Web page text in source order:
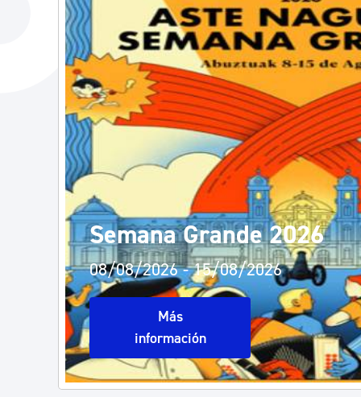
La ciudad
La ciudad ahora
Descubre la ciudad
La ciudad futura
Noticias
Avisos
Agenda
Semana Grande 2026
08/08/2026 - 15/08/2026
Más
información